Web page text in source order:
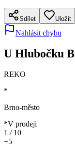
Sdílet Uložit
Nahlásit chybu
U Hlubočku B
REKO
*
Brno-město
*V prodeji
1 / 10
+5